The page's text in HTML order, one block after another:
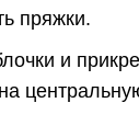
пряжки.
и